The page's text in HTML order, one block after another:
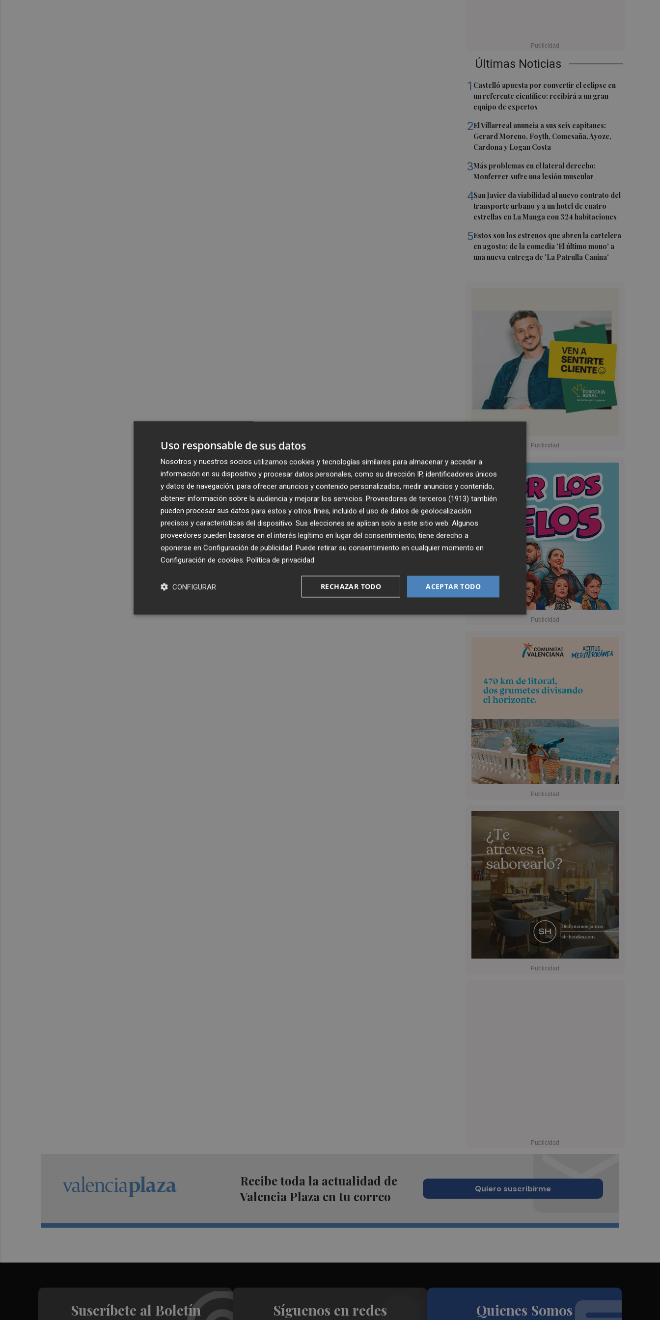
Últimas Noticias
1 Castelló apuesta por convertir el eclipse en
un referente científico: recibirá a un gran
equipo de expertos
2El Villarreal anuncia a sus seis capitanes:
Gerard Moreno, Foyth, Comesaña, Ayoze,
Cardona y Logan Costa
3Más problemas en el lateral derecho:
Monferrer sufre una lesión muscular
4San Javier da viabilidad al nuevo contrato del
transporte urbano y a un hotel de cuatro
estrellas en La Manga con 324 habitaciones
5Estos son los estrenos que abren la cartelera
en agosto: de la comedia 'El último mono' a
una nueva entrega de 'La Patrulla Canina'
Recibe toda la actualidad de
Valencia Plaza en tu correo
Quiero suscribirme
Suscríbete al Boletín Síguenos en redes Quienes Somos
Uso responsable de sus datos
Nosotros y nuestros socios utilizamos cookies y tecnologías similares para almacenar y acceder a
información en su dispositivo y procesar datos personales, como su dirección IP, identificadores únicos
y datos de navegación, para ofrecer anuncios y contenido personalizados, medir anuncios y contenido,
obtener información sobre la audiencia y mejorar los servicios. Proveedores de terceros (1913) también
pueden procesar sus datos para estos y otros fines, incluido el uso de datos de geolocalización
precisos y características del dispositivo. Sus elecciones se aplican solo a este sitio web. Algunos
proveedores pueden basarse en el interés legítimo en lugar del consentimiento; tiene derecho a
oponerse en Configuración de publicidad. Puede retirar su consentimiento en cualquier momento en
Configuración de cookies. Política de privacidad
ACEPTAR TODO
RECHAZAR TODO
CONFIGURAR